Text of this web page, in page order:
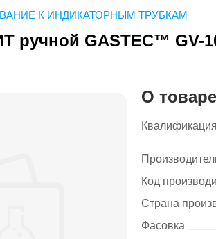
К ИНДИКАТОРНЫМ ТРУБКАМ
GASTEC™ GV-
О товаре
Квалификация
Код
Страна
Фасовка